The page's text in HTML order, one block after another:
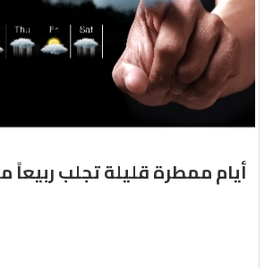
أيام ممطرة قليلة تجلب ربيعاً